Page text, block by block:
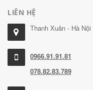
LIÊN HỆ
Thanh Xuân - Hà Nội
0966.91.91.81
078.82.83.789